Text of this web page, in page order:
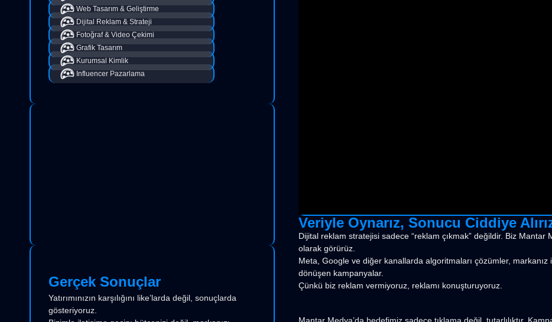
Web Tasarım & Geliştirme
Dijital Reklam & Strateji
Fotoğraf & Video Çekimi
Grafik Tasarım
Kurumsal Kimlik
Influencer Pazarlama
Gerçek Sonuçlar
Yatırımınızın karşılığını like’larda değil, sonuçlarda
gösteriyoruz.
Veriyle Oynarız, Sonucu Ciddiye
Dijital reklam stratejisi sadece “reklam çıkmak” değildir. Biz
olarak görürüz.
Meta, Google ve diğer kanallarda algoritmaları çözümler,
dönüşen kampanyalar.
Çünkü biz reklam vermiyoruz, reklamı konuşturuyoruz.